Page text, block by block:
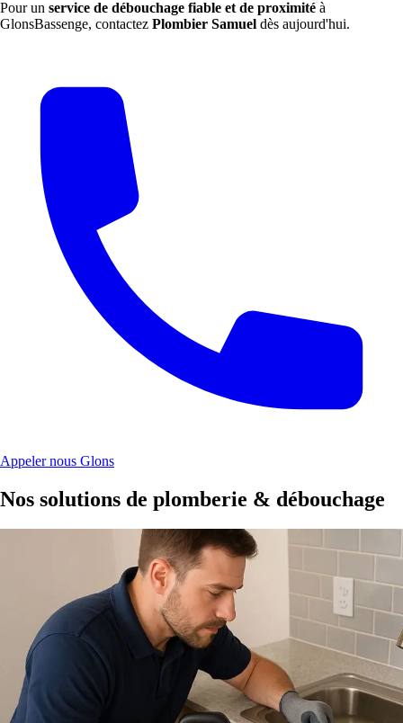
Pour un service de débouchage fiable et de proximité à
GlonsBassenge, contactez Plombier Samuel dès aujourd'hui.
Appeler nous Glons
Nos solutions de plomberie & débouchage